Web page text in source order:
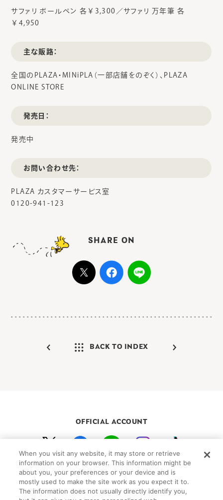
サファリ ボールペン 各￥3,300／サファリ 万年筆 各
￥4,950
主な販路：
全国のPLAZA・MINiPLA（一部店舗をのぞく）、PLAZA
ONLINE STORE
発売日：
発売中
お問い合わせ先：
PLAZA カスタマーサービス室
0120-941-123
SHARE ON
BACK TO INDEX
OFFICIAL ACCOUNT
初めての方向けガイド FAQ お問い合わせ
プライバシーポリシー サイトマップ
Cookie Settings
When you visit any website, it may store or retrieve
information on your browser. This information might be
about you, your preferences or your device and is
mostly used to make the site work as you expect it to.
The information does not usually directly identify you,